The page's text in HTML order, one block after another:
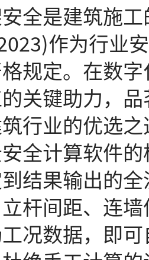
是建筑施工
作为行业
规定。在数
关键助力，
行业的优选
计算软件的
结果输出的
杆间距、连
况数据，即